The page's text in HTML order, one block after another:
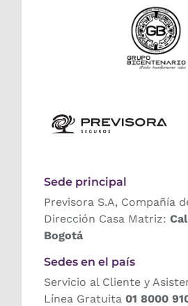
Sede principal
Previsora S.A, Compañía
Dirección Casa Matriz:
Bogotá
Sedes en el país
Servicio al Cliente y
Línea Gratuita 01 8000